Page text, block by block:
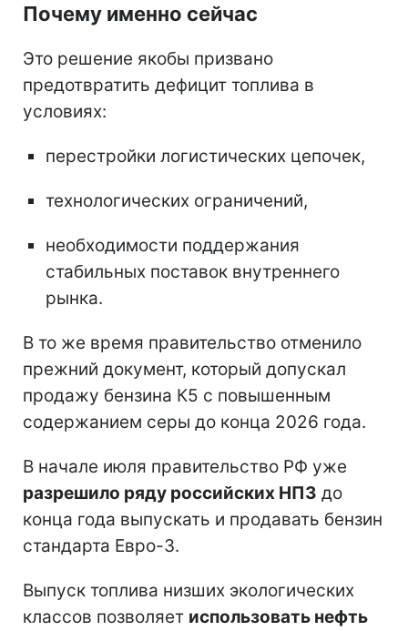
Почему именно сейчас
Это решение якобы призвано
предотвратить дефицит топлива в
условиях:
перестройки логистических цепочек,
технологических ограничений,
необходимости поддержания
стабильных поставок внутреннего
рынка.
В то же время правительство отменило
прежний документ, который допускал
продажу бензина К5 с повышенным
содержанием серы до конца 2026 года.
В начале июля правительство РФ уже
разрешило ряду российских НПЗ до
конца года выпускать и продавать бензин
стандарта Евро-3.
Выпуск топлива низших экологических
классов позволяет использовать нефть